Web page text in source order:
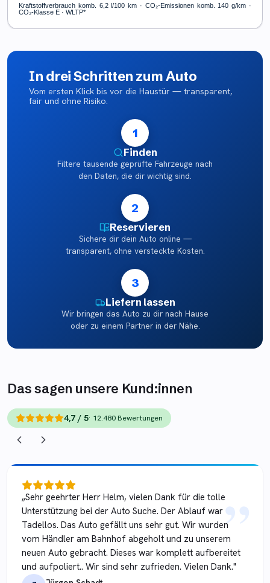
Kraftstoffverbrauch komb. 6,2 l/100 km · CO₂-Emissionen komb. 140 g/km ·
CO₂-Klasse E · WLTP*
In drei Schritten zum Auto
Vom ersten Klick bis vor die Haustür — transparent,
fair und ohne Risiko.
1
Finden
Filtere tausende geprüfte Fahrzeuge nach
den Daten, die dir wichtig sind.
2
Reservieren
Sichere dir dein Auto online —
transparent, ohne versteckte Kosten.
3
Liefern lassen
Wir bringen das Auto zu dir nach Hause
oder zu einem Partner in der Nähe.
Das sagen unsere Kund:innen
4,7 / 5· 12.480 Bewertungen
„
„Sehr geehrter Herr Helm, vielen Dank für die tolle
Unterstützung bei der Auto Suche. Der Ablauf war
Tadellos. Das Auto gefällt uns sehr gut. Wir wurden
vom Händler am Bahnhof abgeholt und zu unserem
neuen Auto gebracht. Dieses war komplett aufbereitet
und aufpoliert.. Wir sind sehr zufrieden. Vielen Dank."